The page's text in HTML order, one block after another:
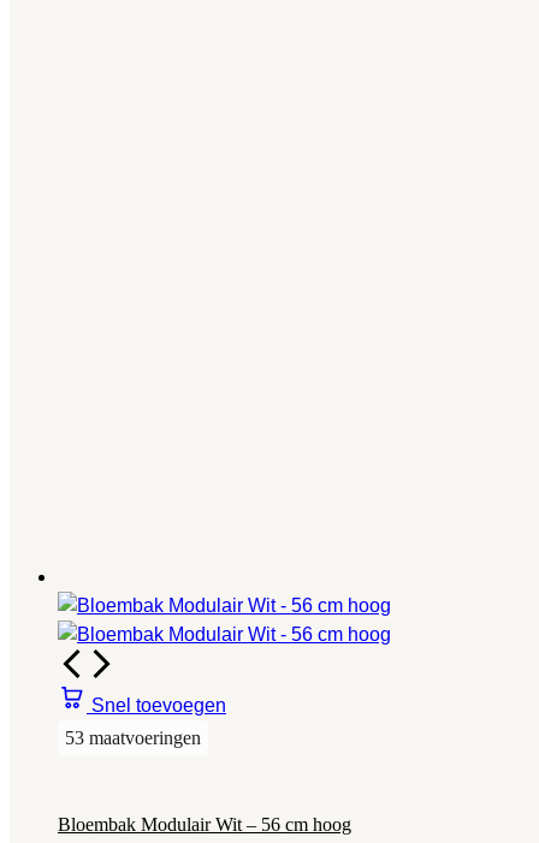
Snel toevoegen
53 maatvoeringen
Bloembak Modulair Wit – 56 cm hoog